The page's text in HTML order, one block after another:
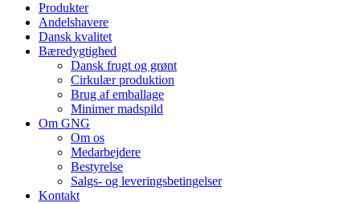
Produkter
Andelshavere
Dansk kvalitet
Bæredygtighed
Dansk frugt og grønt
Cirkulær produktion
Brug af emballage
Minimer madspild
Om GNG
Om os
Medarbejdere
Bestyrelse
Salgs- og leveringsbetingelser
Kontakt